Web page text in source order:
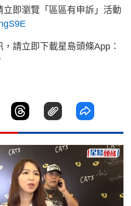
即瀏覽「區區有申訴」活動
請立即下載星島頭條App：